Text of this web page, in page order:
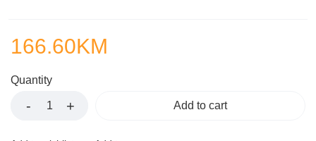
166.60KM
Quantity
Add to cart